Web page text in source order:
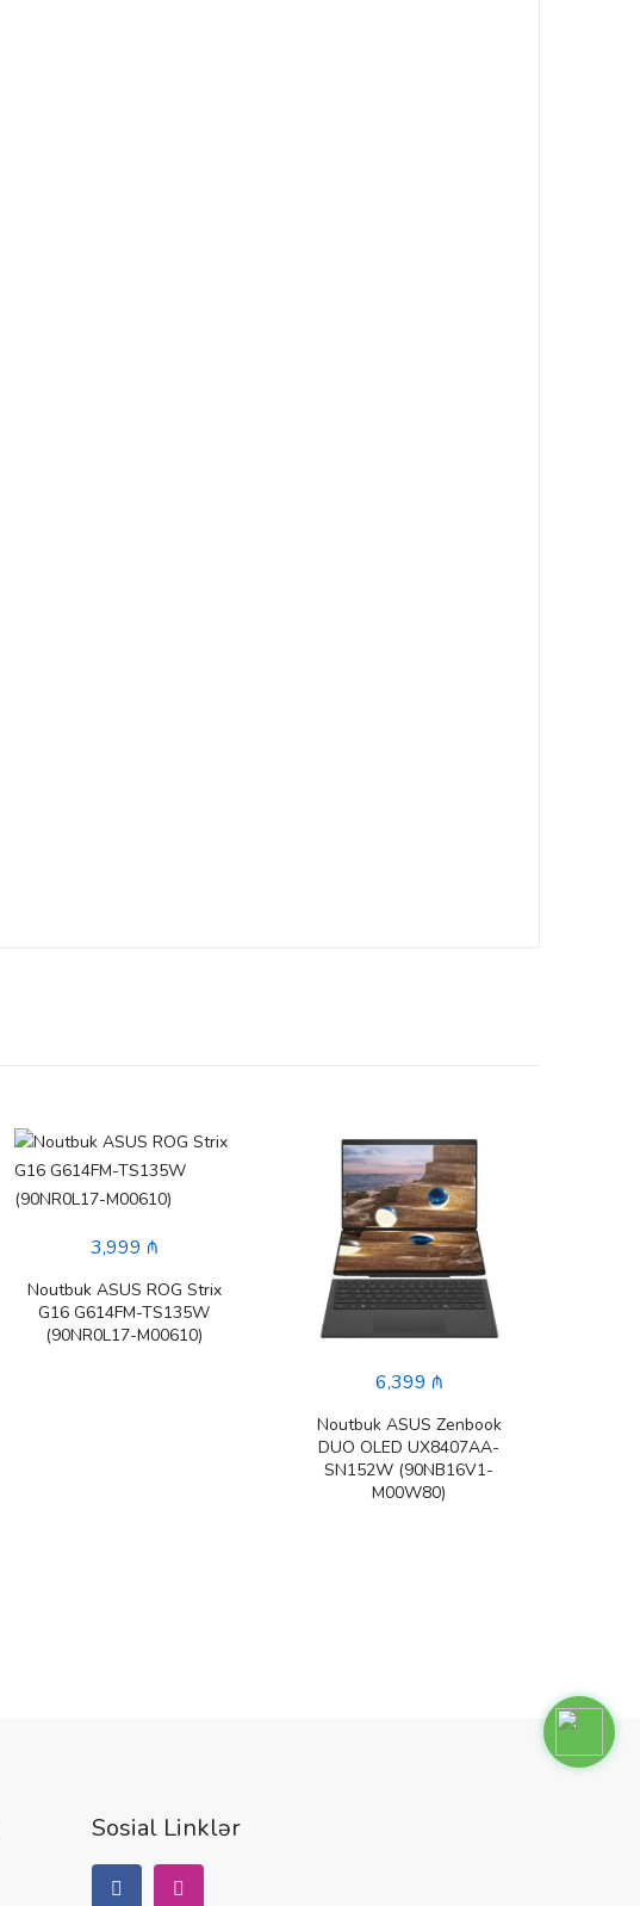
3,999 ₼
Noutbuk ASUS ROG Strix
G16 G614FM-TS135W
(90NR0L17-M00610)
6,399 ₼
Noutbuk ASUS Zenbook
DUO OLED UX8407AA-
SN152W (90NB16V1-
M00W80)
Sosial Linklər